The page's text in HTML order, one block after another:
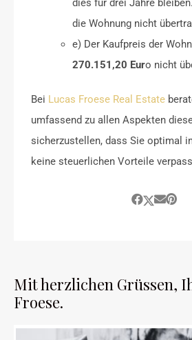
dies für drei Jahre
die Wohnung nicht
e) Der Kaufpreis der
270.151,20 Euro nicht
Bei Lucas Froese Real Estate
umfassend zu allen Aspekten
sicherzustellen, dass Sie optimal
keine steuerlichen Vorteile
Mit herzlichen Grüssen,
Froese.